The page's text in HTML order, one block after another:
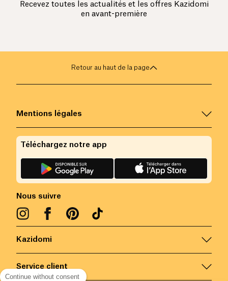
Recevez toutes les actualités et les offres Kazidomi
en avant-première
Retour au haut de la page
Kazidomi
Service client
Mentions légales
Nous suivre
Téléchargez notre app
Continue without consent